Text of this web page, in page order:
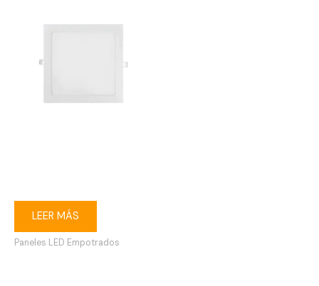
LEER MÁS
Paneles LED Empotrados